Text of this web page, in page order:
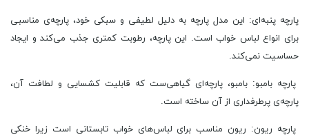
پارچه پنبه‌ای: این مدل پارچه به دلیل لطیفی و سبکی خود، پارچه‌ی مناسبی
برای انواع لباس خواب است. این پارچه،‌ رطوبت کمتری جذب می‌کند و ایجاد
حساسیت نمی‌کند.
پارچه بامبو: بامبو، پارچه‌ای گیاهی‌ست که قابلیت کشسایی و لطافت آن،
پارچه‌ی پرطرفداری از آن ساخته است.
پارچه ریون: ریون مناسب برای لباس‌های خواب تابستانی است زیرا خنکی